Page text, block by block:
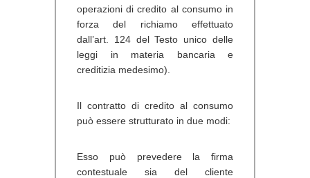
operazioni di credito al consumo in
forza del richiamo effettuato
dall’art. 124 del Testo unico delle
leggi in materia bancaria e
creditizia medesimo).
Il contratto di credito al consumo
può essere strutturato in due modi:
Esso può prevedere la firma
contestuale sia del cliente